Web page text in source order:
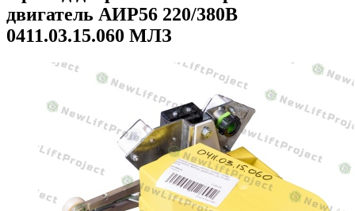
двигатель АИР56 220/380В
0411.03.15.060 МЛЗ